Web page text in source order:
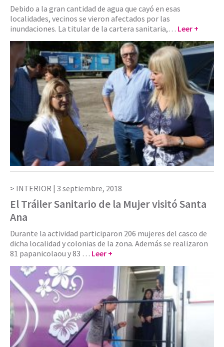
Debido a la gran cantidad de agua que cayó en esas
localidades, vecinos se vieron afectados por las
inundaciones. La titular de la cartera sanitaria,… Leer +
INTERIOR | 3 septiembre, 2018
El Tráiler Sanitario de la Mujer visitó Santa
Ana
Durante la actividad participaron 206 mujeres del casco de
dicha localidad y colonias de la zona. Además se realizaron
81 papanicolaou y 83 … Leer +